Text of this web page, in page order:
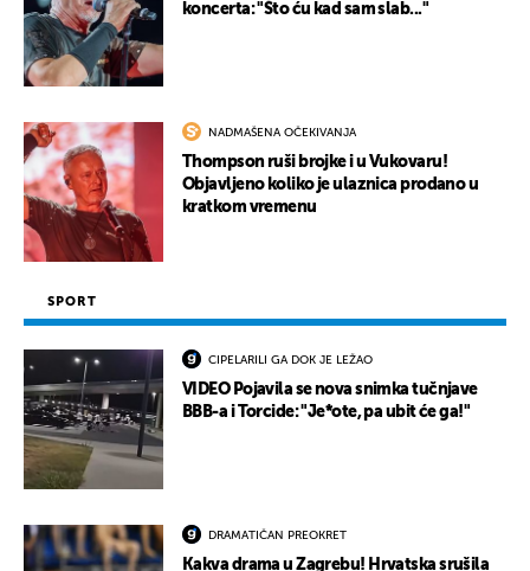
koncerta: "Što ću kad sam slab..."
NADMAŠENA OČEKIVANJA
Thompson ruši brojke i u Vukovaru!
Objavljeno koliko je ulaznica prodano u
kratkom vremenu
SPORT
CIPELARILI GA DOK JE LEŽAO
VIDEO Pojavila se nova snimka tučnjave
BBB-a i Torcide: "Je*ote, pa ubit će ga!"
DRAMATIČAN PREOKRET
Kakva drama u Zagrebu! Hrvatska srušila